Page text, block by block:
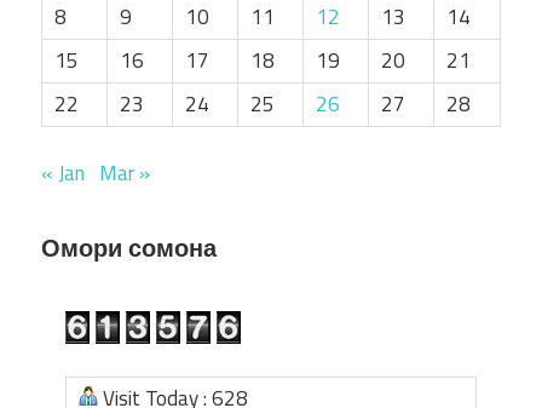
8
9 10 11 12 13
14
15
16 17 18 19 20
21
22
23 24 25 26 27 28
« Jan Mar »
Омори сомона
Visit Today : 628